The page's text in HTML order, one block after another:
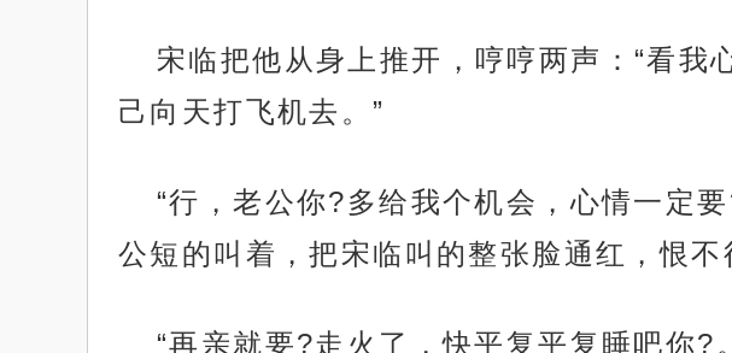
宋临把他从身上推开，哼哼两声：“看我
己向天打飞机去。”
“行，老公你?多给我个机会，心情一定
公短的叫着，把宋临叫的整张脸通红，恨不
“再亲就要?走火了，快平复平复睡吧你?